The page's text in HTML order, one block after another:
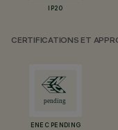
IP20
CERTIFICATIONS ET
ENEC PENDING